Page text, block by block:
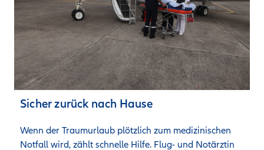
Sicher zurück nach Hause
Wenn der Traumurlaub plötzlich zum medizinischen
Notfall wird, zählt schnelle Hilfe. Flug- und Notärztin